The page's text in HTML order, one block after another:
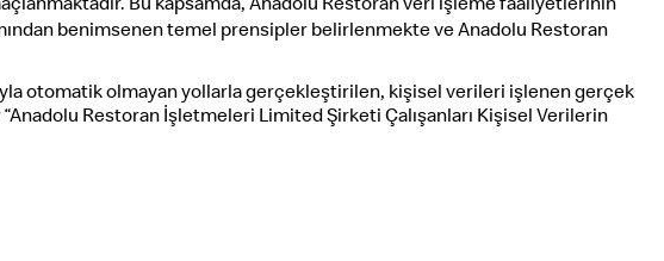
Bu kapsamda, Anadolu Restoran veri işleme faaliyetlerinin
benimsenen temel prensipler belirlenmekte ve Anadolu Restoran
otomatik olmayan yollarla gerçekleştirilen, kişisel verileri işlenen gerçek
Restoran İşletmeleri Limited Şirketi Çalışanları Kişisel Verilerin